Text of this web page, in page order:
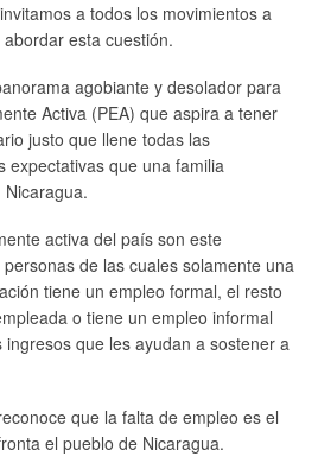
a todos los movimientos a
esta cuestión.
agobiante y desolador para
Activa (PEA) que aspira a tener
justo que llene todas las
expectativas que una familia
activa del país son este
de las cuales solamente una
tiene un empleo formal, el resto
o tiene un empleo informal
que les ayudan a sostener a
que la falta de empleo es el
el pueblo de Nicaragua.